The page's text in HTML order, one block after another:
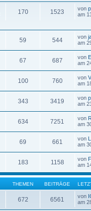
170 1523 von
am
59 544 von
am
67 687 von
am
100 760 von
am
343 3419 von
am
634 7251 von
am
69 661 von
am
183 1158 von
am
THEMEN BEITRÄGE
672 6561 von
am